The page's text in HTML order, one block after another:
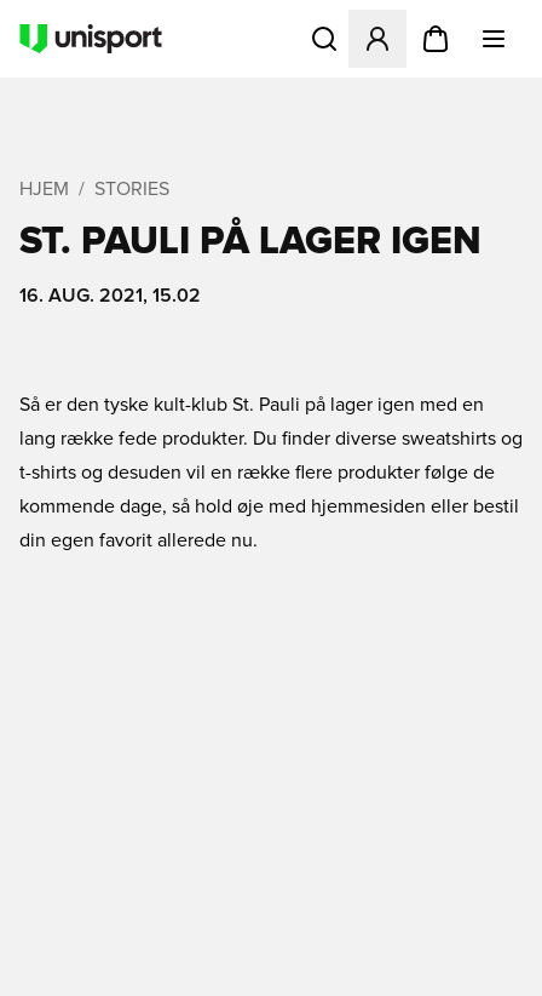
Åbner en Modal til at
HJEM STORIES
ST. PAULI PÅ LAGER IGEN
16. AUG. 2021, 15.02
Så er den tyske kult-klub St. Pauli på lager igen med en
lang række fede produkter. Du finder diverse sweatshirts og
t-shirts og desuden vil en række flere produkter følge de
kommende dage, så hold øje med hjemmesiden eller bestil
din egen favorit allerede nu.